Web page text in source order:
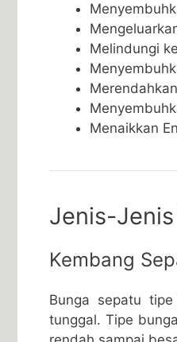
Melindungi
Menaikkan
Jenis-
Kembang
Bunga sepatu
tunggal. Tipe